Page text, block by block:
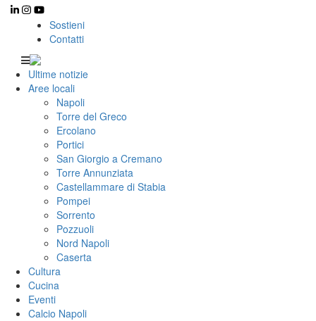
Sostieni
Contatti
Ultime notizie
Aree locali
Napoli
Torre del Greco
Ercolano
Portici
San Giorgio a Cremano
Torre Annunziata
Castellammare di Stabia
Pompei
Sorrento
Pozzuoli
Nord Napoli
Caserta
Cultura
Cucina
Eventi
Calcio Napoli